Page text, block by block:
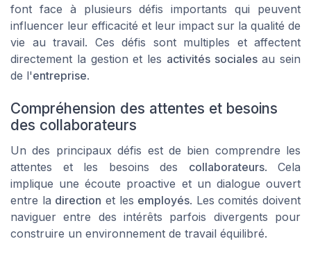
font face à plusieurs défis importants qui peuvent
influencer leur efficacité et leur impact sur la qualité de
vie au travail. Ces défis sont multiples et affectent
directement la gestion et les activités socialesau sein
de l'entreprise.
Compréhension des attentes et besoins
des collaborateurs
Un des principaux défis est de bien comprendre les
attentes et les besoins des collaborateurs. Cela
implique une écoute proactive et un dialogue ouvert
entre la direction et les employés. Les comités doivent
naviguer entre des intérêts parfois divergents pour
construire un environnement de travail équilibré.